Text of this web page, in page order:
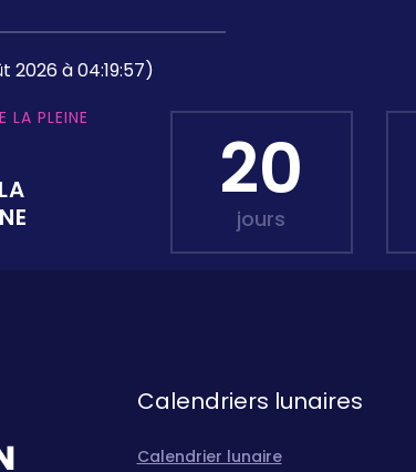
2026 à 04:19:57)
LA PLEINE
20
jours
Calendriers lunaires
Calendrier lunaire